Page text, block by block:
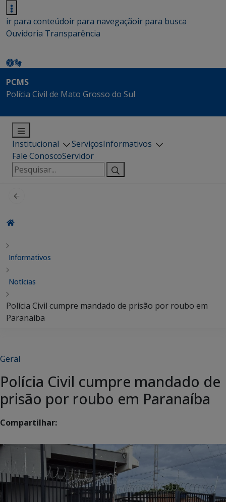
ir para conteúdoir para navegaçãoir para busca
Ouvidoria Transparência
PCMS
Polícia Civil de Mato Grosso do Sul
Institucional ServiçosInformativos
Fale ConoscoServidor
Pesquisar
por:
Informativos
Notícias
Polícia Civil cumpre mandado de prisão por roubo em
Paranaíba
Geral
Polícia Civil cumpre mandado de
prisão por roubo em Paranaíba
Compartilhar: